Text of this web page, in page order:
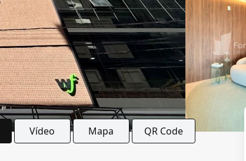
Vídeo Mapa QR Code